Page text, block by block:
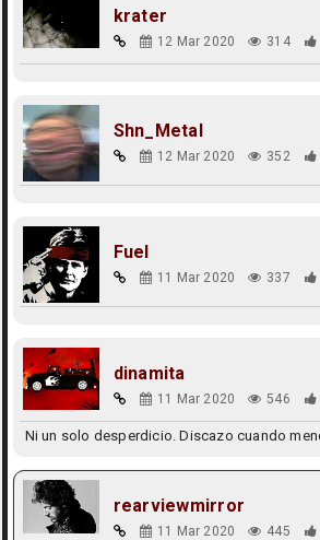
krater
12 Mar 2020 314
Shn_Metal
12 Mar 2020 352
Fuel
11 Mar 2020 337
dinamita
11 Mar 2020 546
Ni un solo desperdicio. Discazo cuando
rearviewmirror
11 Mar 2020 445